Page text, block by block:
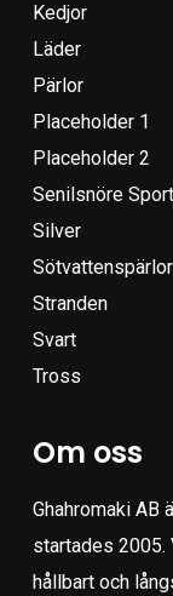
Kedjor
Läder
Pärlor
Placeholder 1
Placeholder 2
Senilsnöre Sport
Silver
Sötvattenspärlor
Stranden
Svart
Tross
Om oss
Ghahromaki AB
startades 2005.
hållbart och